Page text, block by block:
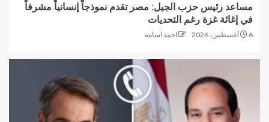
مساعد رئيس حزب الجيل: مصر تقدم نموذجاً إنسانياً مشرفاً
في إغاثة غزة رغم التحديات
6 أغسطس، 2026 احمد اسامه